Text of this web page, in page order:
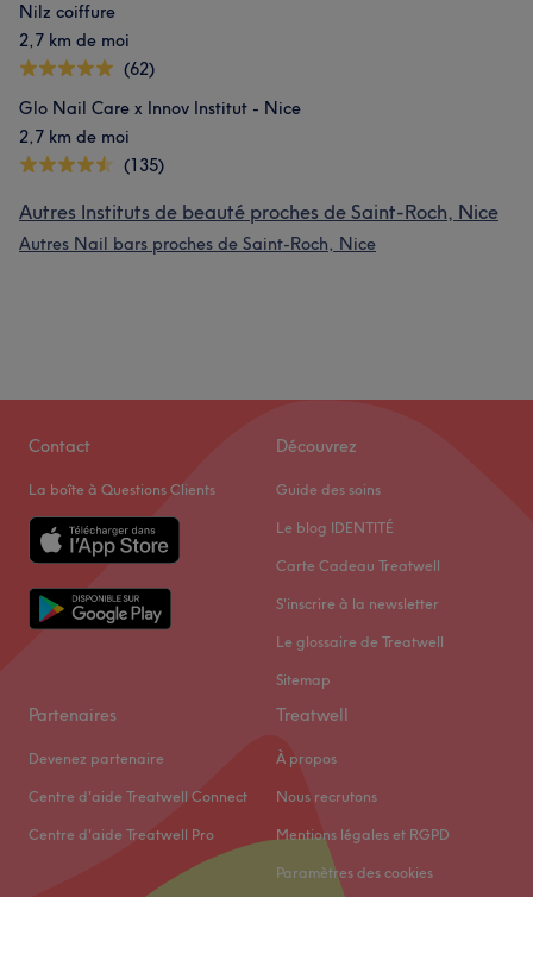
Nilz coiffure
2,7 km de moi
(62)
Glo Nail Care x Innov Institut - Nice
2,7 km de moi
(135)
Autres Instituts de beauté proches de Saint-Roch, Nice
Autres Nail bars proches de Saint-Roch, Nice
Contact
La boîte à Questions Clients
Découvrez
Guide des soins
Le blog IDENTITÉ
Carte Cadeau Treatwell
S'inscrire à la newsletter
Le glossaire de Treatwell
Sitemap
Partenaires
Devenez partenaire
Centre d'aide Treatwell Connect
Centre d'aide Treatwell Pro
Treatwell
À propos
Nous recrutons
Mentions légales et RGPD
Paramètres des cookies